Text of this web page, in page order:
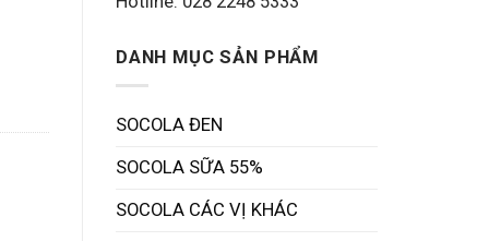
DANH MỤC SẢN PHẨM
SOCOLA ĐEN
SOCOLA SỮA 55%
SOCOLA CÁC VỊ KHÁC